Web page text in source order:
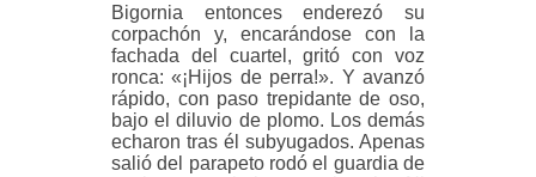
Bigornia entonces enderezó su
corpachón y, encarándose con la
fachada del cuartel, gritó con voz
ronca: «¡Hijos de perra!». Y avanzó
rápido, con paso trepidante de oso,
bajo el diluvio de plomo. Los demás
echaron tras él subyugados. Apenas
salió del parapeto rodó el guardia de